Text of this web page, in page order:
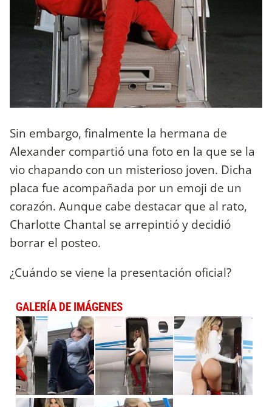
Sin embargo, finalmente la hermana de
Alexander compartió una foto en la que se la
vio chapando con un misterioso joven. Dicha
placa fue acompañada por un emoji de un
corazón. Aunque cabe destacar que al rato,
Charlotte Chantal se arrepintió y decidió
borrar el posteo.
¿Cuándo se viene la presentación oficial?
GALERÍA DE IMÁGENES